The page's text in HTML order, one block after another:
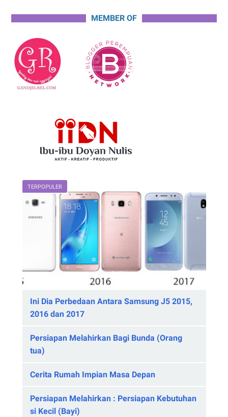
MEMBER OF
TERPOPULER
Ini Dia Perbedaan Antara Samsung J5 2015,
2016 dan 2017
Persiapan Melahirkan Bagi Bunda (Orang
tua)
Cerita Rumah Impian Masa Depan
Persiapan Melahirkan : Persiapan Kebutuhan
si Kecil (Bayi)